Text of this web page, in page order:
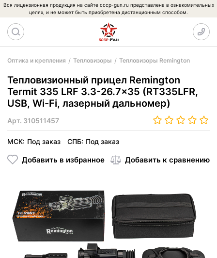
Вся лицензионная продукция на сайте cccp-gun.ru представлена в ознакомительных
целях, и не может быть приобретена дистанционным способом.
Оптика и крепления Тепловизоры Тепловизоры Remington
Тепловизионный прицел Remington
Termit 335 LRF 3.3-26.7x35 (RT335LFR,
USB, Wi-Fi, лазерный дальномер)
Арт. 310511457
МСК: Под заказ СПБ: Под заказ
Добавить в избранное Добавить к сравнению